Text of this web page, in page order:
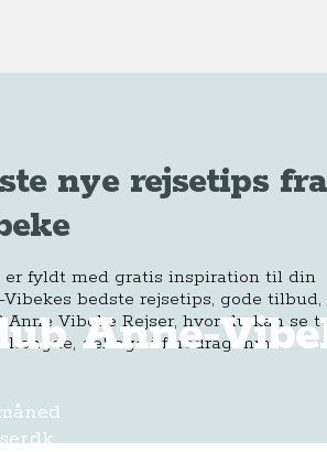
nye rejsetips fra
er fyldt med gratis inspiration til din
bedste rejsetips, gode tilbud,
Anne Vibeke Rejser, hvor du kan se
længde, deltage i foredrag mm.
Anne-